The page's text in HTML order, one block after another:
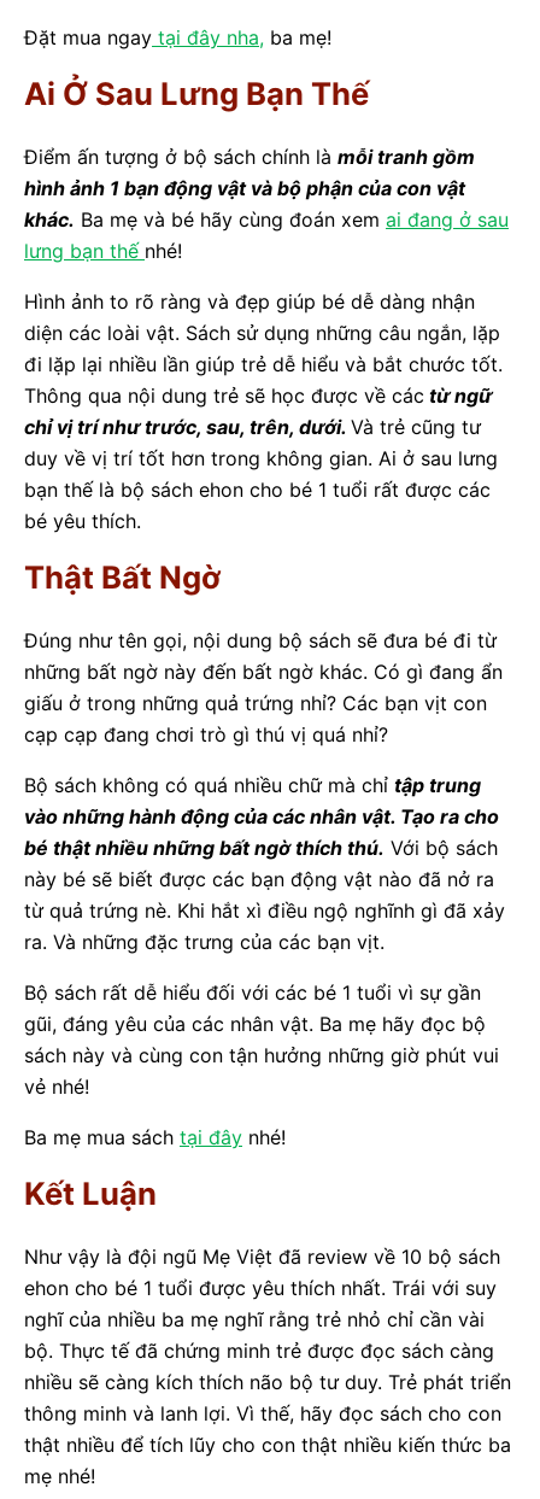
Đặt mua ngay tại đây nha, ba mẹ!
Ai Ở Sau Lưng Bạn Thế
Điểm ấn tượng ở bộ sách chính là mỗi tranh gồm
hình ảnh 1 bạn động vật và bộ phận của con vật
khác. Ba mẹ và bé hãy cùng đoán xem ai đang ở sau
lưng bạn thế nhé!
Hình ảnh to rõ ràng và đẹp giúp bé dễ dàng nhận
diện các loài vật. Sách sử dụng những câu ngắn, lặp
đi lặp lại nhiều lần giúp trẻ dễ hiểu và bắt chước tốt.
Thông qua nội dung trẻ sẽ học được về các từ ngữ
chỉ vị trí như trước, sau, trên, dưới. Và trẻ cũng tư
duy về vị trí tốt hơn trong không gian. Ai ở sau lưng
bạn thế là bộ sách ehon cho bé 1 tuổi rất được các
bé yêu thích.
Thật Bất Ngờ
Đúng như tên gọi, nội dung bộ sách sẽ đưa bé đi từ
những bất ngờ này đến bất ngờ khác. Có gì đang ẩn
giấu ở trong những quả trứng nhỉ? Các bạn vịt con
cạp cạp đang chơi trò gì thú vị quá nhỉ?
Bộ sách không có quá nhiều chữ mà chỉ tập trung
vào những hành động của các nhân vật. Tạo ra cho
bé thật nhiều những bất ngờ thích thú. Với bộ sách
này bé sẽ biết được các bạn động vật nào đã nở ra
từ quả trứng nè. Khi hắt xì điều ngộ nghĩnh gì đã xảy
ra. Và những đặc trưng của các bạn vịt.
Bộ sách rất dễ hiểu đối với các bé 1 tuổi vì sự gần
gũi, đáng yêu của các nhân vật. Ba mẹ hãy đọc bộ
sách này và cùng con tận hưởng những giờ phút vui
vẻ nhé!
Ba mẹ mua sách tại đây nhé!
Kết Luận
Như vậy là đội ngũ Mẹ Việt đã review về 10 bộ sách
ehon cho bé 1 tuổi được yêu thích nhất. Trái với suy
nghĩ của nhiều ba mẹ nghĩ rằng trẻ nhỏ chỉ cần vài
bộ. Thực tế đã chứng minh trẻ được đọc sách càng
nhiều sẽ càng kích thích não bộ tư duy. Trẻ phát triển
thông minh và lanh lợi. Vì thế, hãy đọc sách cho con
thật nhiều để tích lũy cho con thật nhiều kiến thức ba
mẹ nhé!